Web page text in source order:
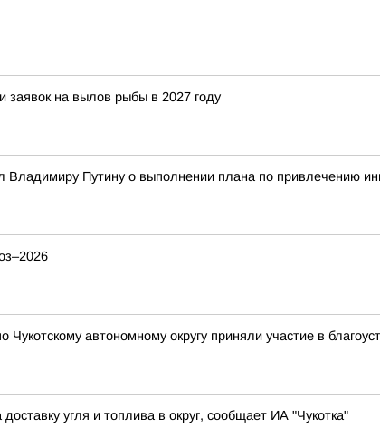
на вылов рыбы в 2027 году
Путину о выполнении плана по привлечению
автономному округу приняли участие в
угля и топлива в округ, сообщает ИА "Чукотка"